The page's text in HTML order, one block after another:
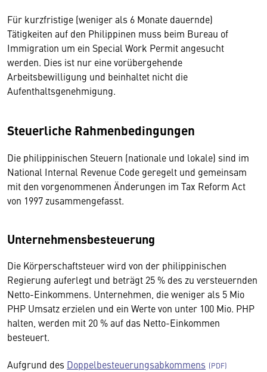
Für kurzfristige (weniger als 6 Monate dauernde)
Tätigkeiten auf den Philippinen muss beim Bureau of
Immigration um ein Special Work Permit angesucht
werden. Dies ist nur eine vorübergehende
Arbeitsbewilligung und beinhaltet nicht die
Aufenthaltsgenehmigung.
Steuerliche Rahmenbedingungen
Die philippinischen Steuern (nationale und lokale) sind im
National Internal Revenue Code geregelt und gemeinsam
mit den vorgenommenen Änderungen im Tax Reform Act
von 1997 zusammengefasst.
Unternehmensbesteuerung
Die Körperschaftsteuer wird von der philippinischen
Regierung auferlegt und beträgt 25 % des zu versteuernden
Netto-Einkommens. Unternehmen, die weniger als 5 Mio
PHP Umsatz erzielen und ein Werte von unter 100 Mio. PHP
halten, werden mit 20 % auf das Netto-Einkommen
besteuert.
Aufgrund des Doppelbesteuerungsabkommens